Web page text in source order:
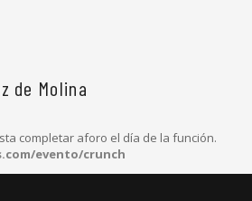
de Molina
completar aforo el día de la función.
evento/crunch